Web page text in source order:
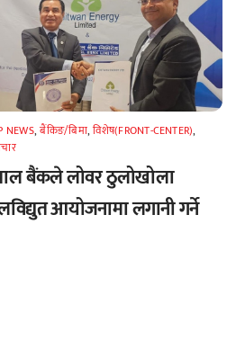
NEWS,बैंकिङ/बिमा,विशेष(FRONT-CENTER),
बैंकले लोवर ठुलोखोला
आयोजनामा लगानी गर्ने